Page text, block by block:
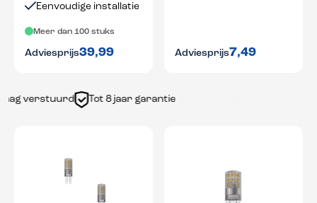
Eenvoudige installatie
Meer dan 100 stuks
Adviesprijs39,99 Adviesprijs7,49
verstuurd Tot 8 jaar garantie